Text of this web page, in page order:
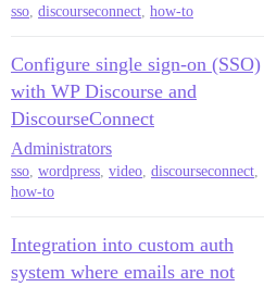
sso, discourseconnect, how-to
Configure single sign-on (SSO)
with WP Discourse and
DiscourseConnect
Administrators
sso, wordpress, video, discourseconnect,
how-to
Integration into custom auth
system where emails are not